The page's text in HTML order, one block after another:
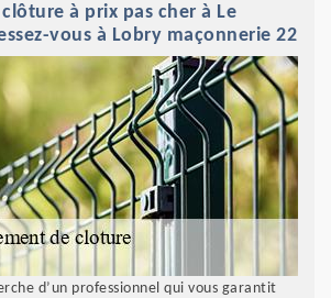
à prix pas cher à Le
vous à Lobry maçonnerie 22
d’un professionnel qui vous garantit